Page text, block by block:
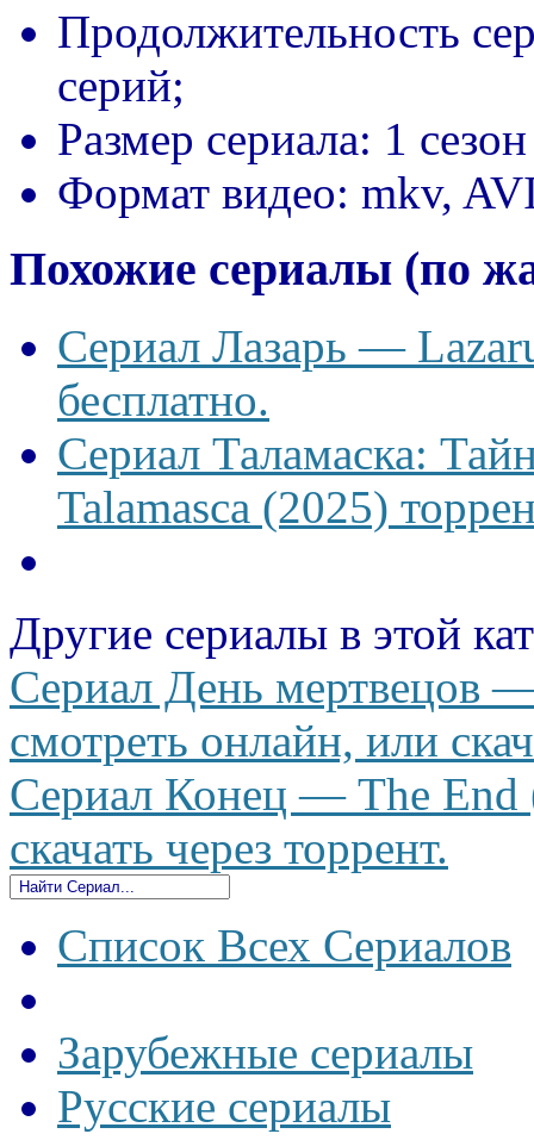
Продолжительность
серий;
Размер сериала: 1
Формат видео: mkv,
Похожие сериалы (по
Сериал Лазарь —
бесплатно.
Сериал Таламаска:
Talamasca (2025)
Другие сериалы в этой
Сериал День мертвецов
смотреть онлайн, или
Сериал Конец — The End
скачать через торрент.
Список Всех Сериалов
Зарубежные сериалы
Русские сериалы